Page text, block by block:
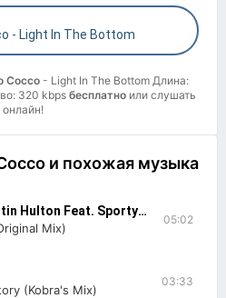
- Light In The Bottom
Cocco - Light In The Bottom Длина:
320 kbpsбесплатноили слушать
онлайн!
и похожая музыка
Deekline & Dustin Hulton Feat. Sporty-O
Mix)
05:02
(Kobra's Mix)
03:33